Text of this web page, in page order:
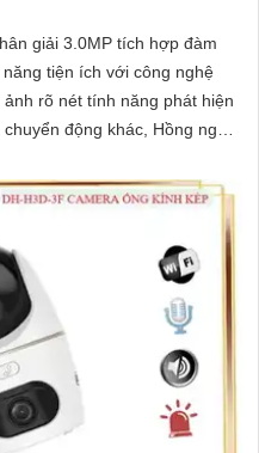
giải 3.0MP tích hợp đàm
tiện ích với công nghệ
rõ nét tính năng phát hiện
động khác, Hồng ngoại